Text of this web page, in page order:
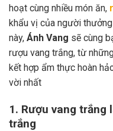
hoạt cùng nhiều món ăn,
khẩu vị của người
này, Ánh Vang sẽ cùng
rượu vang trắng, từ
kết hợp ẩm thực hoàn
vời nhất
1. Rượu vang trắng
trắng